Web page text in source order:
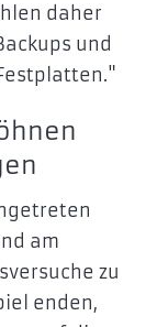
daher
und
am
zu
enden,